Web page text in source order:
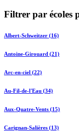
Filtrer par écoles
Albert-Schweitzer (16)
Antoine-Girouard (21)
Arc-en-ciel (22)
Au-Fil-de-l'Eau (34)
Aux-Quatre-Vents (15)
Carignan-Salières (13)